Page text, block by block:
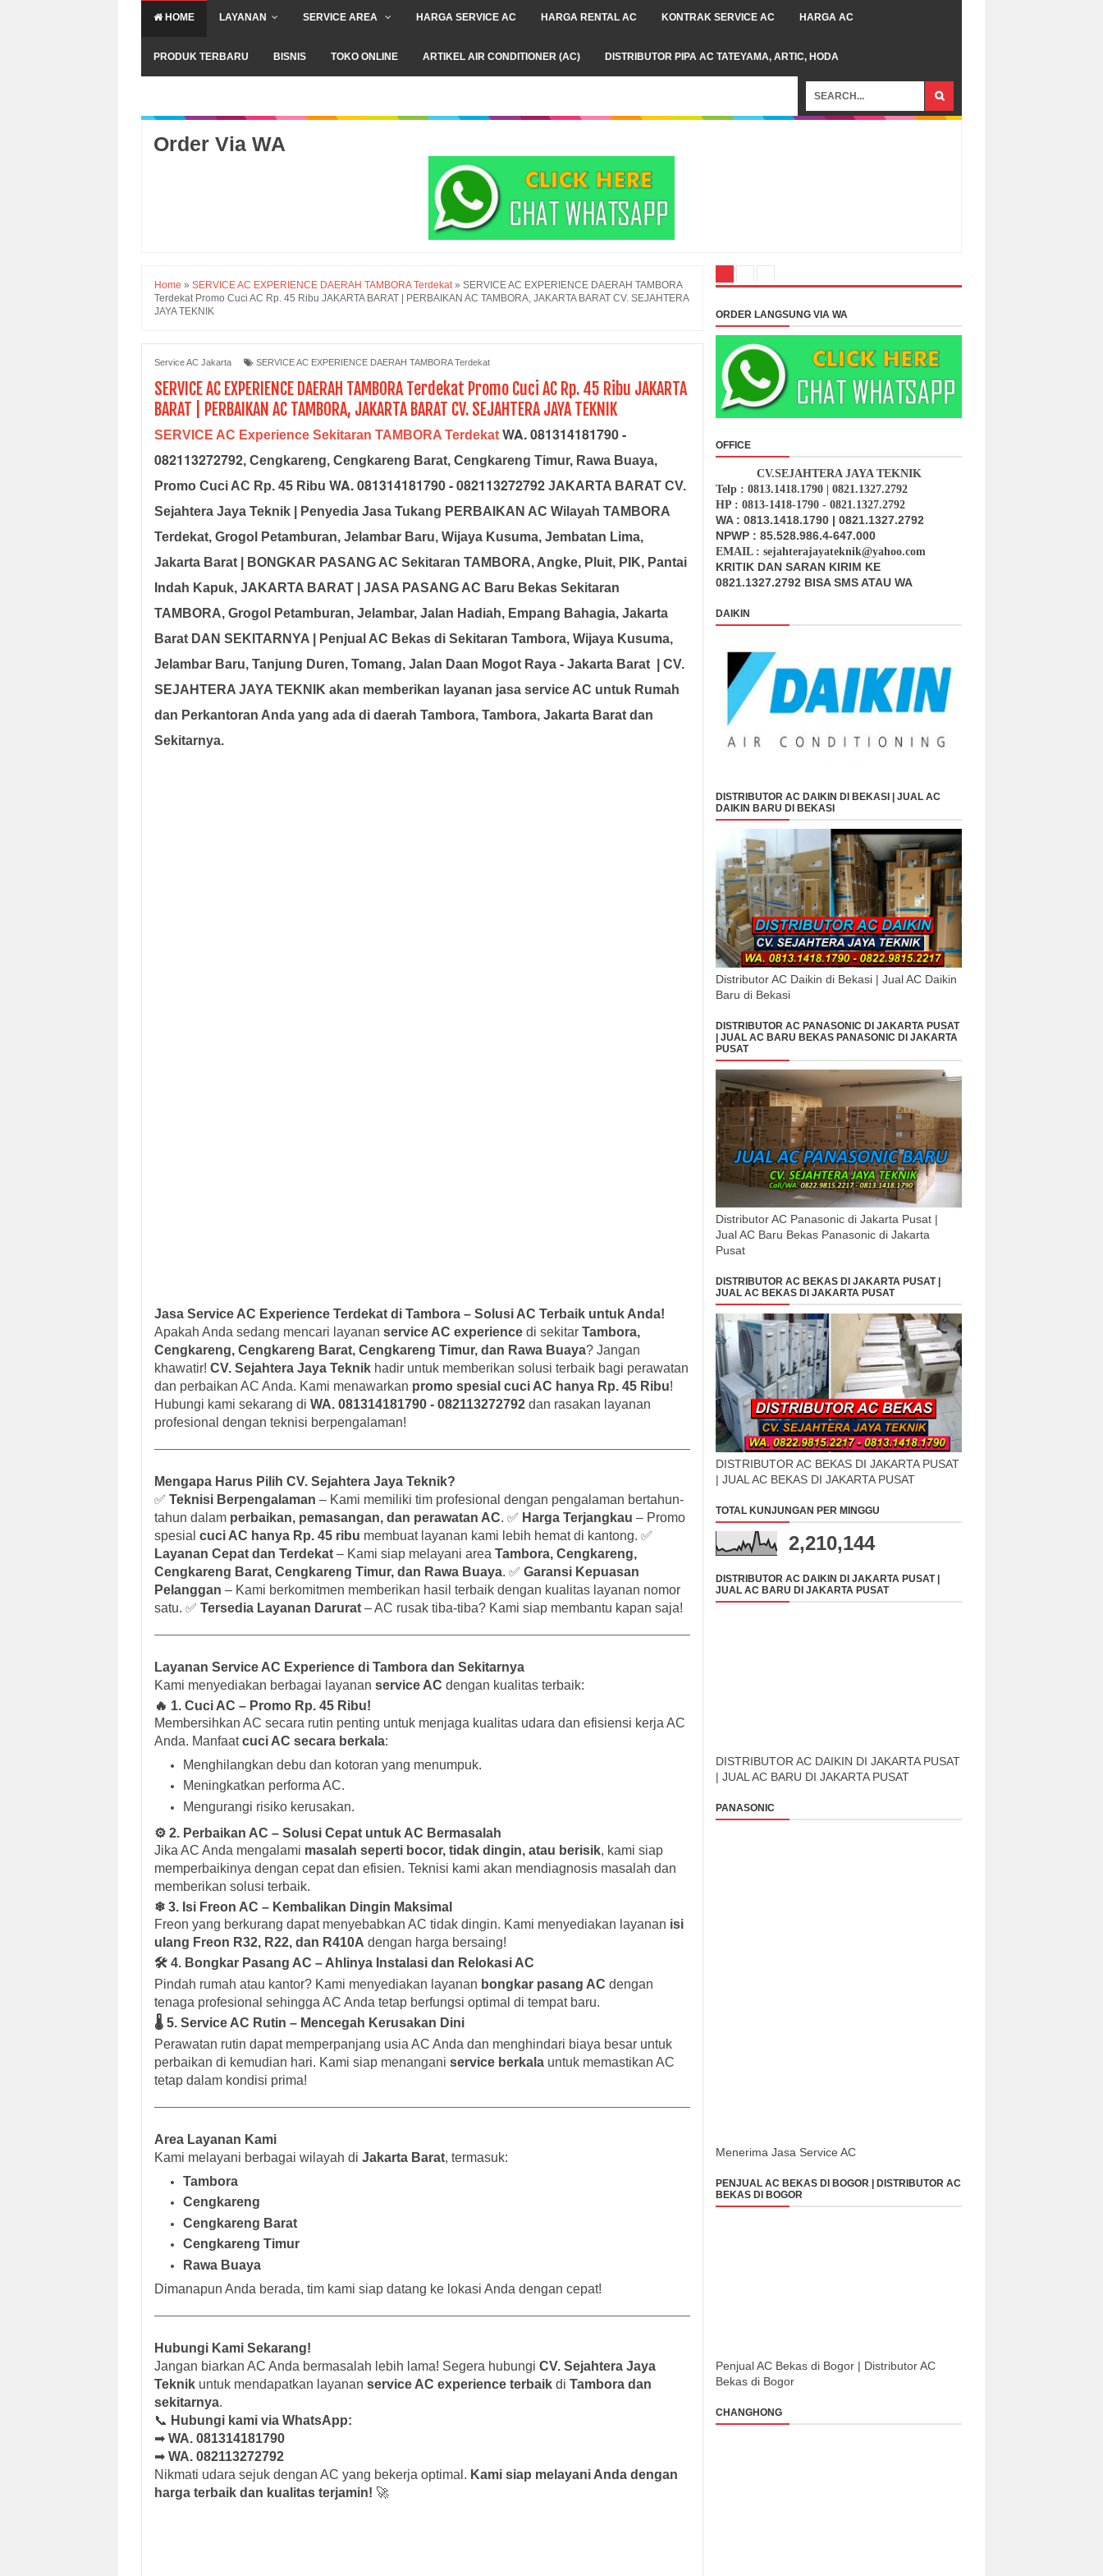
HOME LAYANAN SERVICE AREA HARGA SERVICE AC HARGA RENTAL AC KONTRAK SERVICE AC HARGA AC
PRODUK TERBARU BISNIS TOKO ONLINE ARTIKEL AIR CONDITIONER (AC) DISTRIBUTOR PIPA AC TATEYAMA, ARTIC, HODA
Order Via WA
Home » SERVICE AC EXPERIENCE DAERAH TAMBORA Terdekat » SERVICE AC EXPERIENCE DAERAH TAMBORA
Terdekat Promo Cuci AC Rp. 45 Ribu JAKARTA BARAT | PERBAIKAN AC TAMBORA, JAKARTA BARAT CV. SEJAHTERA
JAYA TEKNIK
Service AC Jakarta SERVICE AC EXPERIENCE DAERAH TAMBORA Terdekat
SERVICE AC EXPERIENCE DAERAH TAMBORA Terdekat Promo Cuci AC Rp. 45 Ribu JAKARTA
BARAT | PERBAIKAN AC TAMBORA, JAKARTA BARAT CV. SEJAHTERA JAYA TEKNIK
SERVICE AC Experience Sekitaran TAMBORA Terdekat WA. 081314181790 -
082113272792, Cengkareng, Cengkareng Barat, Cengkareng Timur, Rawa Buaya,
Promo Cuci AC Rp. 45 Ribu WA. 081314181790 - 082113272792 JAKARTA BARAT CV.
Sejahtera Jaya Teknik | Penyedia Jasa Tukang PERBAIKAN AC Wilayah TAMBORA
Terdekat, Grogol Petamburan, Jelambar Baru, Wijaya Kusuma, Jembatan Lima,
Jakarta Barat
| BONGKAR PASANG AC Sekitaran TAMBORA, Angke, Pluit, PIK, Pantai
Indah Kapuk, JAKARTA BARAT | JASA PASANG AC Baru Bekas Sekitaran
TAMBORA, Grogol Petamburan, Jelambar, Jalan Hadiah, Empang Bahagia, Jakarta
Barat DAN SEKITARNYA | Penjual AC Bekas di Sekitaran Tambora, Wijaya Kusuma,
Jelambar Baru, Tanjung Duren, Tomang, Jalan Daan Mogot Raya - Jakarta Barat
CV.
SEJAHTERA JAYA TEKNIK akan memberikan layanan jasa service AC untuk Rumah
dan Perkantoran Anda yang ada di daerah Tambora, Tambora, Jakarta Barat dan
Sekitarnya.
Jasa Service AC Experience Terdekat di Tambora – Solusi AC Terbaik untuk Anda!
Apakah Anda sedang mencari layanan service AC experience di sekitar Tambora,
Cengkareng, Cengkareng Barat, Cengkareng Timur, dan Rawa Buaya? Jangan
khawatir! CV. Sejahtera Jaya Teknik hadir untuk memberikan solusi terbaik bagi perawatan
dan perbaikan AC Anda. Kami menawarkan promo spesial cuci AC hanya Rp. 45 Ribu!
Hubungi kami sekarang di WA. 081314181790 - 082113272792 dan rasakan layanan
profesional dengan teknisi berpengalaman!
Mengapa Harus Pilih CV. Sejahtera Jaya Teknik?
✅ Teknisi Berpengalaman – Kami memiliki tim profesional dengan pengalaman bertahun-
tahun dalam perbaikan, pemasangan, dan perawatan AC. ✅ Harga Terjangkau – Promo
spesial cuci AC hanya Rp. 45 ribu membuat layanan kami lebih hemat di kantong. ✅
Layanan Cepat dan Terdekat – Kami siap melayani area Tambora, Cengkareng,
Cengkareng Barat, Cengkareng Timur, dan Rawa Buaya. ✅ Garansi Kepuasan
Pelanggan – Kami berkomitmen memberikan hasil terbaik dengan kualitas layanan nomor
satu. ✅ Tersedia Layanan Darurat – AC rusak tiba-tiba? Kami siap membantu kapan saja!
Layanan Service AC Experience di Tambora dan Sekitarnya
Kami menyediakan berbagai layanan service AC dengan kualitas terbaik:
🔥 1. Cuci AC – Promo Rp. 45 Ribu!
Membersihkan AC secara rutin penting untuk menjaga kualitas udara dan efisiensi kerja AC
Anda. Manfaatcuci AC secara berkala:
Menghilangkan debu dan kotoran yang menumpuk.
Meningkatkan performa AC.
Mengurangi risiko kerusakan.
⚙ 2. Perbaikan AC – Solusi Cepat untuk AC Bermasalah
Jika AC Anda mengalami masalah seperti bocor, tidak dingin, atau berisik, kami siap
memperbaikinya dengan cepat dan efisien. Teknisi kami akan mendiagnosis masalah dan
memberikan solusi terbaik.
❄ 3. Isi Freon AC – Kembalikan Dingin Maksimal
Freon yang berkurang dapat menyebabkan AC tidak dingin. Kami menyediakan layanan isi
ulang Freon R32, R22, dan R410A dengan harga bersaing!
🛠 4. Bongkar Pasang AC – Ahlinya Instalasi dan Relokasi AC
Pindah rumah atau kantor? Kami menyediakan layanan bongkar pasang AC dengan
tenaga profesional sehingga AC Anda tetap berfungsi optimal di tempat baru.
🌡 5. Service AC Rutin – Mencegah Kerusakan Dini
Perawatan rutin dapat memperpanjang usia AC Anda dan menghindari biaya besar untuk
perbaikan di kemudian hari. Kami siap menangani service berkala untuk memastikan AC
tetap dalam kondisi prima!
Area Layanan Kami
Kami melayani berbagai wilayah di Jakarta Barat, termasuk:
Tambora
Cengkareng
Cengkareng Barat
Cengkareng Timur
Rawa Buaya
Dimanapun Anda berada, tim kami siap datang ke lokasi Anda dengan cepat!
Hubungi Kami Sekarang!
Jangan biarkan AC Anda bermasalah lebih lama! Segera hubungi CV. Sejahtera Jaya
Teknik untuk mendapatkan layanan service AC experience terbaik di Tambora dan
sekitarnya.
📞 Hubungi kami via WhatsApp:
➡ WA. 081314181790
➡ WA. 082113272792
Nikmati udara sejuk dengan AC yang bekerja optimal. Kami siap melayani Anda dengan
harga terbaik dan kualitas terjamin! 🚀
ORDER LANGSUNG VIA WA
OFFICE
CV.SEJAHTERA JAYA TEKNIK
Telp : 0813.1418.1790 | 0821.1327.2792
HP : 0813-1418-1790 - 0821.1327.2792
WA : 0813.1418.1790 | 0821.1327.2792
NPWP : 85.528.986.4-647.000
EMAIL : sejahterajayateknik@yahoo.com
KRITIK DAN SARAN KIRIM KE
0821.1327.2792 BISA SMS ATAU WA
DAIKIN
DISTRIBUTOR AC DAIKIN DI BEKASI | JUAL AC
DAIKIN BARU DI BEKASI
Distributor AC Daikin di Bekasi | Jual AC Daikin
Baru di Bekasi
DISTRIBUTOR AC PANASONIC DI JAKARTA PUSAT
| JUAL AC BARU BEKAS PANASONIC DI JAKARTA
PUSAT
Distributor AC Panasonic di Jakarta Pusat |
Jual AC Baru Bekas Panasonic di Jakarta
Pusat
DISTRIBUTOR AC BEKAS DI JAKARTA PUSAT |
JUAL AC BEKAS DI JAKARTA PUSAT
DISTRIBUTOR AC BEKAS DI JAKARTA PUSAT
| JUAL AC BEKAS DI JAKARTA PUSAT
TOTAL KUNJUNGAN PER MINGGU
2,210,144
DISTRIBUTOR AC DAIKIN DI JAKARTA PUSAT |
JUAL AC BARU DI JAKARTA PUSAT
DISTRIBUTOR AC DAIKIN DI JAKARTA PUSAT
| JUAL AC BARU DI JAKARTA PUSAT
PANASONIC
Menerima Jasa Service AC
PENJUAL AC BEKAS DI BOGOR | DISTRIBUTOR AC
BEKAS DI BOGOR
Penjual AC Bekas di Bogor | Distributor AC
Bekas di Bogor
CHANGHONG